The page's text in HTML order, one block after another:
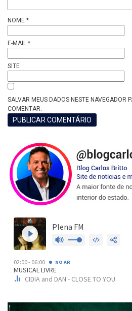
NOME *
E-MAIL *
SITE
SALVAR MEUS DADOS NESTE NAVEGADOR
COMENTAR.